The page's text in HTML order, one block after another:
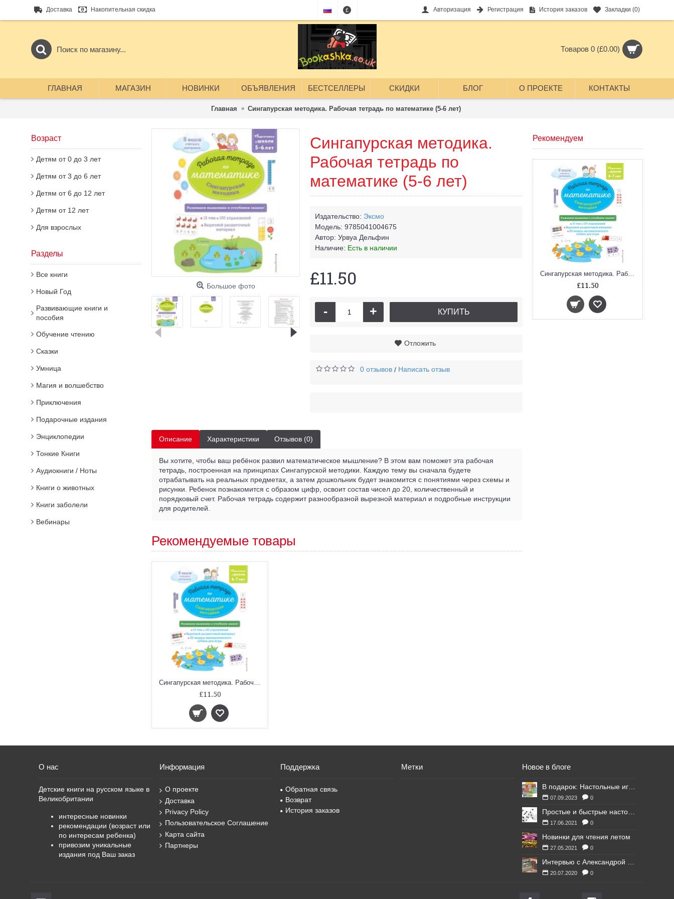
Доставка Накопительная скидка £ Авторизация Регистрация История заказов Закладки (0)
Товаров 0 (£0.00)
ГЛАВНАЯ МАГАЗИН НОВИНКИ ОБЪЯВЛЕНИЯ БЕСТСЕЛЛЕРЫ СКИДКИ БЛОГ О ПРОЕКТЕ КОНТАКТЫ
Главная Сингапурская методика. Рабочая тетрадь по математике (5-6 лет)
Возраст
Детям от 0 до 3 лет
Детям от 3 до 6 лет
Детям от 6 до 12 лет
Детям от 12 лет
Для взрослых
Разделы
Все книги
Новый Год
Развивающие книги и
пособия
Обучение чтению
Сказки
Умница
Магия и волшебство
Приключения
Подарочные издания
Энциклопедии
Тонкие Книги
Аудиокниги / Ноты
Книги о животных
Книги заболели
Вебинары
Рекомендуем
Сингапурская методика. Рабочая тетрадь по математике (6-7 лет)
£11.50
Большое фото
Сингапурская методика.
Рабочая тетрадь по
математике (5-6 лет)
Издательство: Эксмо
Модель: 9785041004675
Автор: Урвуа Дельфин
Наличие: Есть в наличии
£11.50
- + КУПИТЬ
Отложить
0 отзывов / Написать отзыв
Описание Характеристики Отзывов (0)
Вы хотите, чтобы ваш ребёнок развил математическое мышление? В этом вам поможет эта рабочая
тетрадь, построенная на принципах Сингапурской методики. Каждую тему вы сначала будете
отрабатывать на реальных предметах, а затем дошкольник будет знакомится с понятиями через схемы и
рисунки. Ребенок познакомится с образом цифр, освоит состав чисел до 20, количественный и
порядковый счет. Рабочая тетрадь содержит разнообразной вырезной материал и подробные инструкции
для родителей.
Рекомендуемые товары
Сингапурская методика. Рабочая тетрадь по математике (6-7 лет)
£11.50
О нас
Детские книги на русском языке в
Великобритании
интересные новинки
рекомендации (возраст или
по интересам ребенка)
привозим уникальные
издания под Ваш заказ
Информация
О проекте
Доставка
Privacy Policy
Пользовательское Соглашение
Карта сайта
Партнеры
Поддержка
Обратная связь
Возврат
История заказов
Метки Новое в блоге
В подарок: Настольные игры для Ваших британских друзей
07.09.2023 0
Простые и быстрые настольные игры
17.06.2021 0
Новинки для чтения летом
27.05.2021 0
Интервью с Александрой Литвиной
20.07.2020 0